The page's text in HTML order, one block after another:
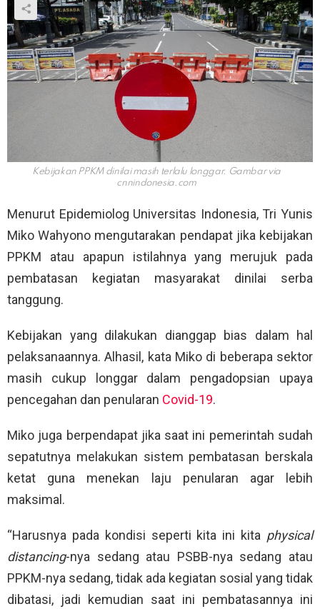
Kebijakan PPKM dinilai masih terlalu longgar. Gambar via
cnnindonesia.com
Menurut Epidemiolog Universitas Indonesia, Tri Yunis
Miko Wahyono mengutarakan pendapat jika kebijakan
PPKM atau apapun istilahnya yang merujuk pada
pembatasan kegiatan masyarakat dinilai serba
tanggung.
Kebijakan yang dilakukan dianggap bias dalam hal
pelaksanaannya. Alhasil, kata Miko di beberapa sektor
masih cukup longgar dalam pengadopsian upaya
pencegahan dan penularan Covid-19.
Miko juga berpendapat jika saat ini pemerintah sudah
sepatutnya melakukan sistem pembatasan berskala
ketat guna menekan laju penularan agar lebih
maksimal.
“Harusnya pada kondisi seperti kita ini kita physical
distancing-nya sedang atau PSBB-nya sedang atau
PPKM-nya sedang, tidak ada kegiatan sosial yang tidak
dibatasi, jadi kemudian saat ini pembatasannya ini